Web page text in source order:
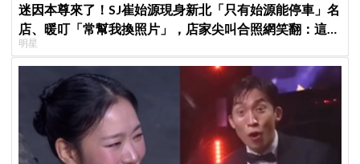
迷因本尊來了！SJ崔始源現身新北「只有始源能停車」名
店、暖叮「常幫我換照片」，店家尖叫合照網笑翻：這輩
子不能脫粉了
明星